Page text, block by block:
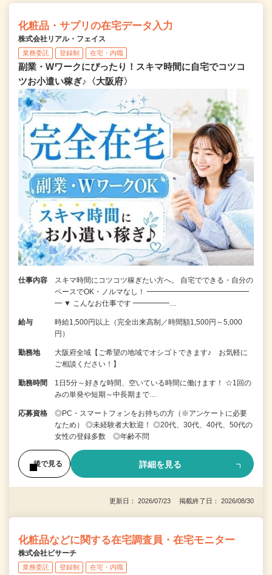
化粧品・サプリの在宅データ入力
株式会社リアル・フェイス
業務委託 登録制 在宅・内職
副業・Wワークにぴったり！スキマ時間に自宅でコツコ
ツお小遣い稼ぎ♪〈大阪府〉
仕事内容
スキマ時間にコツコツ稼ぎたい方へ。 自宅でできる・自分の
ペースでOK・ノルマなし！ ━━━━━━━━━━━━━━
━ ▼ こんなお仕事です ━━━━━…
給与
時給1,500円以上（完全出来高制／時間額1,500円～5,000
円）
勤務地
大阪府全域【ご希望の地域でオシゴトできます♪ お気軽に
ご相談ください！】
勤務時間
1日5分～好きな時間、空いている時間に働けます！ ☆1回の
みの単発や短期～中長期まで…
応募資格
◎PC・スマートフォンをお持ちの方（※アンケートに必要
なため） ◎未経験者大歓迎！ ◎20代、30代、40代、50代の
女性の登録多数 ◎年齢不問
後で見る 詳細を見る
更新日： 2026/07/23 掲載終了日： 2026/08/30
化粧品などに関する在宅調査員・在宅モニター
株式会社ビサーチ
業務委託 登録制 在宅・内職